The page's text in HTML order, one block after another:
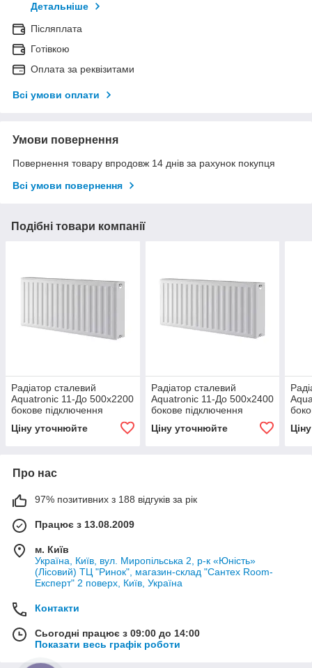
Детальніше
Післяплата
Готівкою
Оплата за реквізитами
Всі умови оплати
Умови повернення
Повернення товару впродовж 14 днів за рахунок покупця
Всі умови повернення
Подібні товари компанії
Радіатор сталевий
Aquatronic 11-До 500х2200
бокове підключення
Ціну уточнюйте
Радіатор сталевий
Aquatronic 11-До 500х2400
бокове підключення
Ціну уточнюйте
Про нас
97% позитивних з 188 відгуків за рік
Працює з 13.08.2009
м. Київ
Україна, Київ, вул. Миропільська 2, р-к «Юність»
(Лісовий) ТЦ "Ринок", магазин-склад "Сантех Room-
Експерт" 2 поверх, Київ, Україна
Контакти
Сьогодні працює з 09:00 до 14:00
Показати весь графік роботи